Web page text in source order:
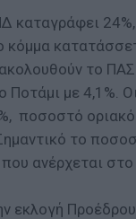
καταγράφει 24%,
κόμμα
το
Ποτάμι με 4,1%.
ποσοστό οριακό
το
ανέρχεται στο
εκλογή